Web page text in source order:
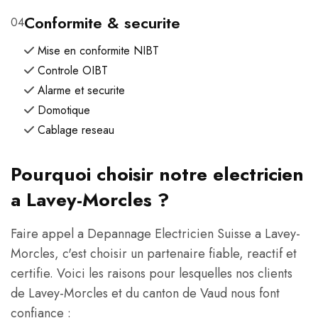
04Conformite & securite
Mise en conformite NIBT
Controle OIBT
Alarme et securite
Domotique
Cablage reseau
Pourquoi choisir notre electricien
a Lavey-Morcles ?
Faire appel a Depannage Electricien Suisse a Lavey-
Morcles, c'est choisir un partenaire fiable, reactif et
certifie. Voici les raisons pour lesquelles nos clients
de Lavey-Morcles et du canton de Vaud nous font
confiance :